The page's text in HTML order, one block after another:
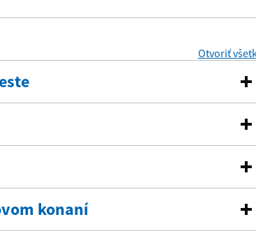
Otvoriť
konaní